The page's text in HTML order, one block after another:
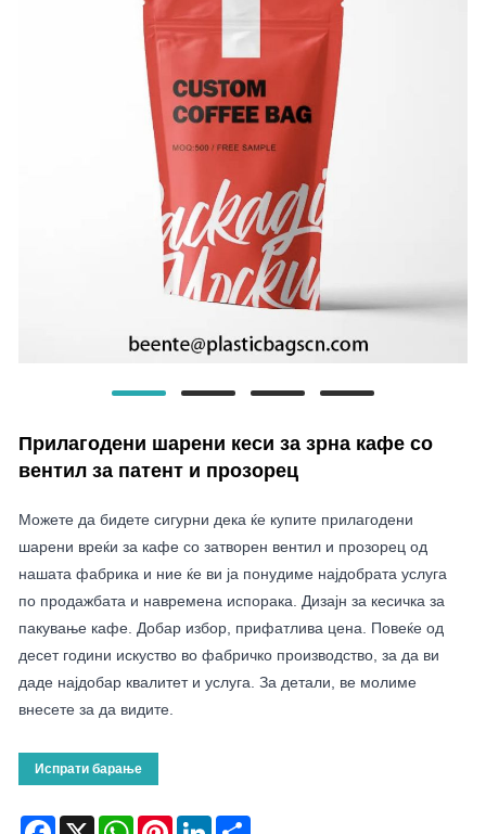
Прилагодени шарени кеси за зрна кафе со
вентил за патент и прозорец
Можете да бидете сигурни дека ќе купите прилагодени
шарени вреќи за кафе со затворен вентил и прозорец од
нашата фабрика и ние ќе ви ја понудиме најдобрата услуга
по продажбата и навремена испорака. Дизајн за кесичка за
пакување кафе. Добар избор, прифатлива цена. Повеќе од
десет години искуство во фабричко производство, за да ви
даде најдобар квалитет и услуга. За детали, ве молиме
внесете за да видите.
Испрати барање
Facebook
X WhatsAppPinterestLinkedIn